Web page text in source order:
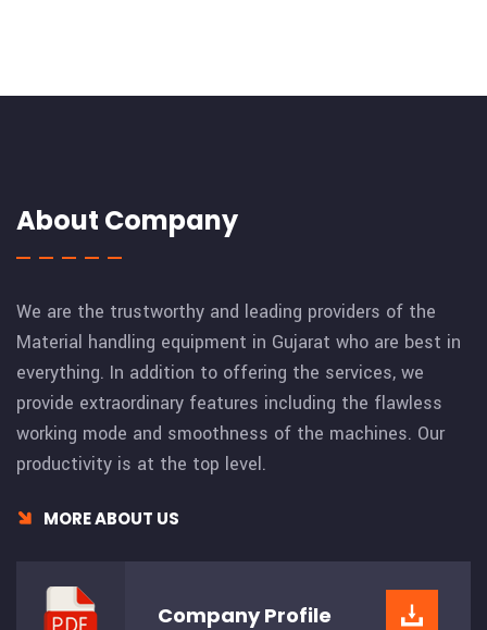
About Company
We are the trustworthy and leading providers of the
Material handling equipment in Gujarat who are best in
everything. In addition to offering the services, we
provide extraordinary features including the flawless
working mode and smoothness of the machines. Our
productivity is at the top level.
MORE ABOUT US
CompanyProfile